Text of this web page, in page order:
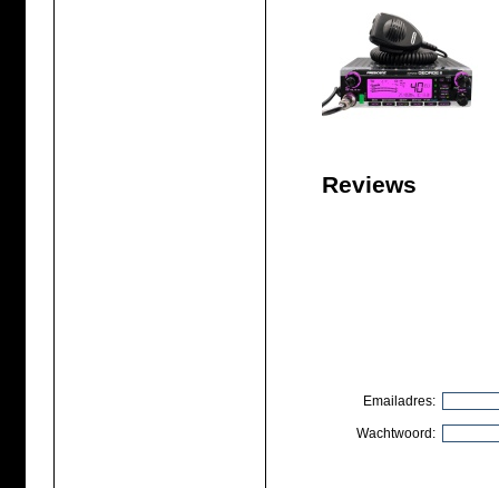
Reviews
Emailadres:
Wachtwoord: